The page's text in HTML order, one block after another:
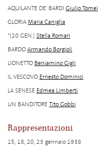
AQUILANTE DE' BARDI Giulio Tomei
GLORIAMaria Caniglia
*(20 GEN.) Stella Roman
BARDOArmando Borgioli
LIONETTO Beniamino Gigli
IL VESCOVO Ernesto Dominici
LA SENESE Edmea Limberti
UN BANDITORETito Gobbi
Rappresentazioni
15, 18, 20, 23 gennaio 1938